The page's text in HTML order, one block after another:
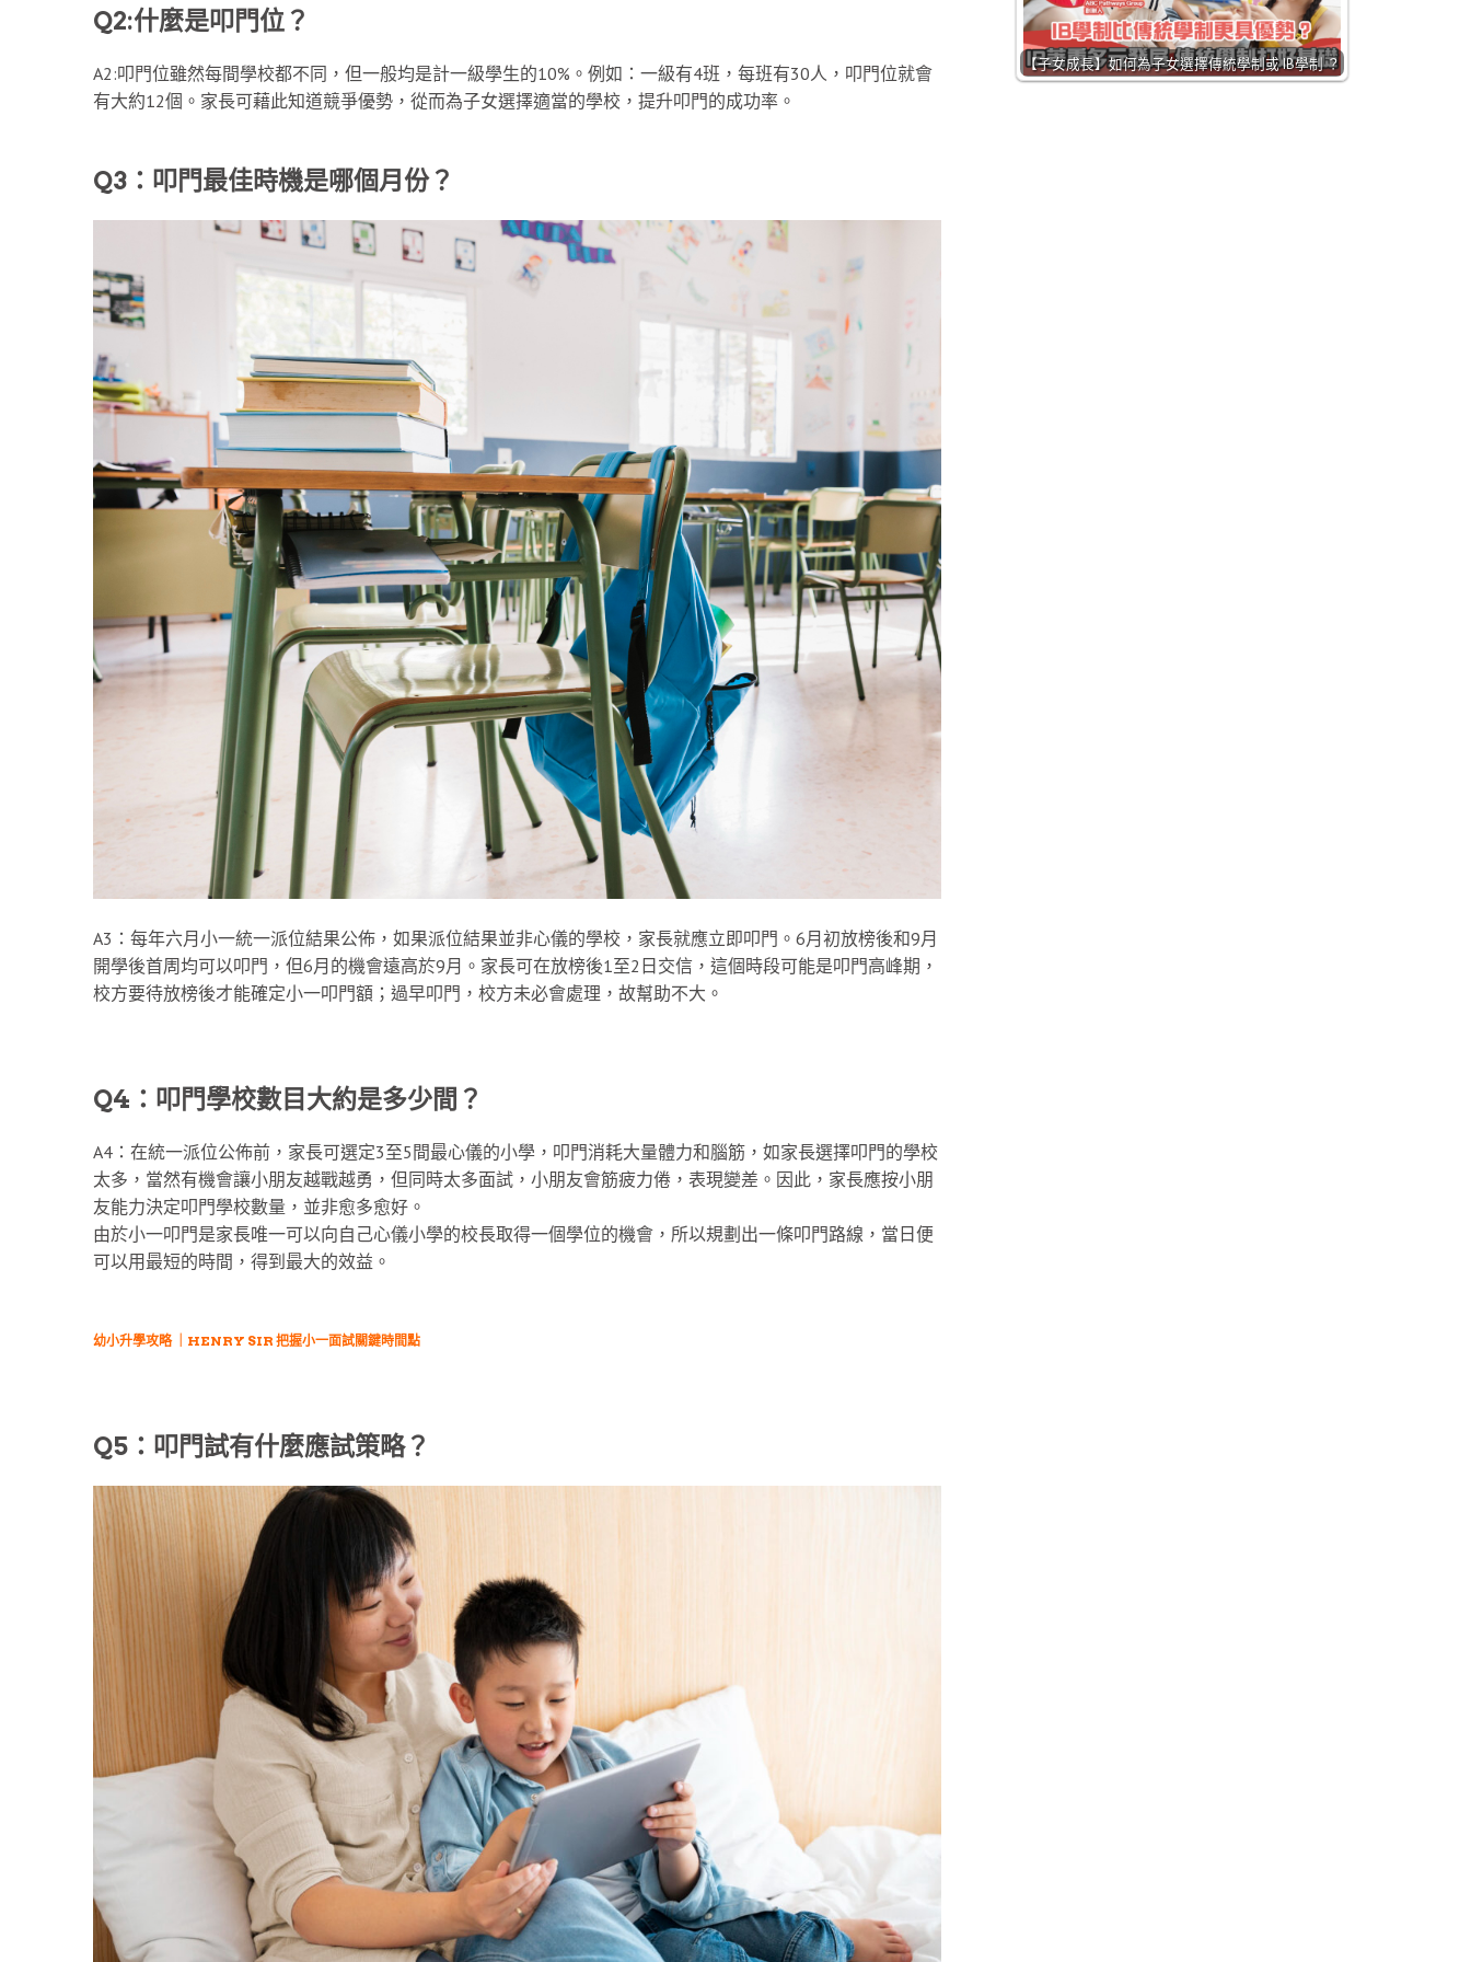
Q2:什麼是叩門位？
A2:叩門位雖然每間學校都不同，但一般均是計一級學生的10%。例如：一級有4班，每班有30人，叩門位就會
有大約12個。家長可藉此知道競爭優勢，從而為子女選擇適當的學校，提升叩門的成功率。
Q3：叩門最佳時機是哪個月份？
A3：每年六月小一統一派位結果公佈，如果派位結果並非心儀的學校，家長就應立即叩門。6月初放榜後和9月
開學後首周均可以叩門，但6月的機會遠高於9月。家長可在放榜後1至2日交信，這個時段可能是叩門高峰期，
校方要待放榜後才能確定小一叩門額；過早叩門，校方未必會處理，故幫助不大。
Q4：叩門學校數目大約是多少間？
A4：在統一派位公佈前，家長可選定3至5間最心儀的小學，叩門消耗大量體力和腦筋，如家長選擇叩門的學校
太多，當然有機會讓小朋友越戰越勇，但同時太多面試，小朋友會筋疲力倦，表現變差。因此，家長應按小朋
友能力決定叩門學校數量，並非愈多愈好。
由於小一叩門是家長唯一可以向自己心儀小學的校長取得一個學位的機會，所以規劃出一條叩門路線，當日便
可以用最短的時間，得到最大的效益。
幼小升學攻略 ｜HENRY SIR 把握小一面試關鍵時間點
Q5：叩門試有什麼應試策略？
【子女成長】如何為子女選擇傳統學制或 IB學制 ？